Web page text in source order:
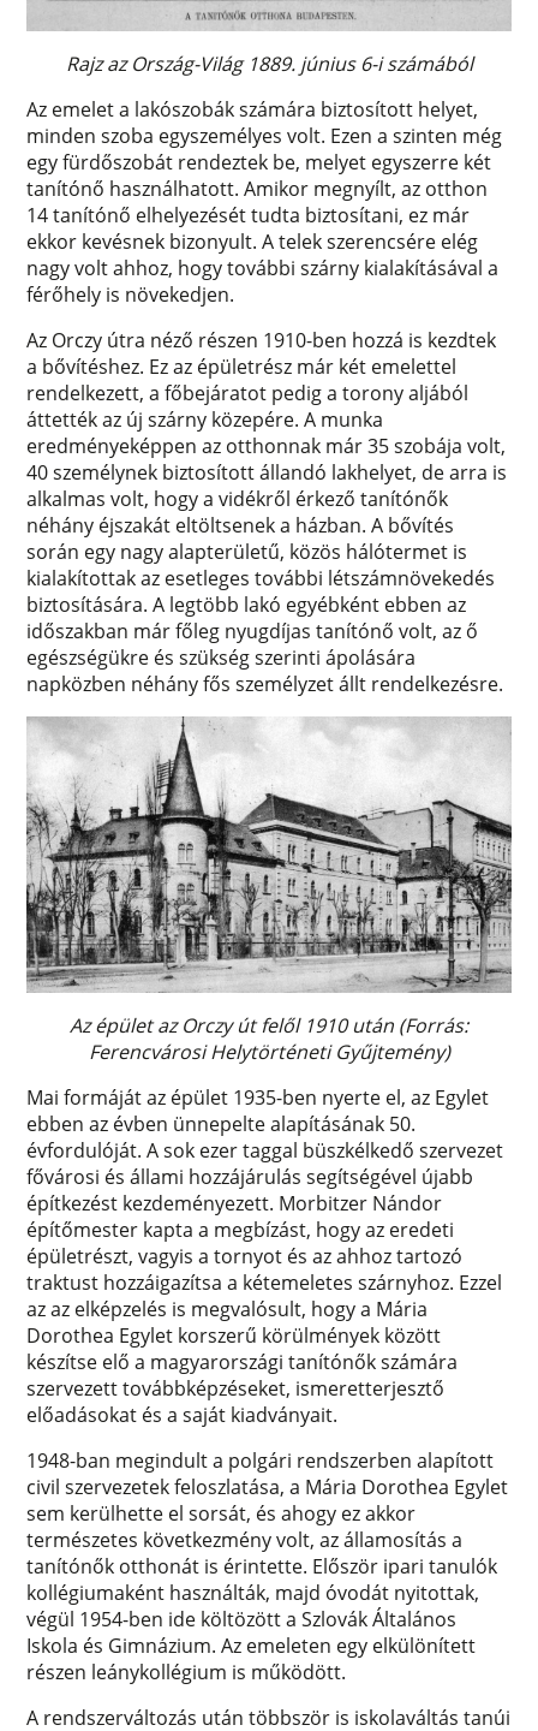
Rajz az Ország-Világ 1889. június 6-i számából
Az emelet a lakószobák számára biztosított helyet,
minden szoba egyszemélyes volt. Ezen a szinten még
egy fürdőszobát rendeztek be, melyet egyszerre két
tanítónő használhatott. Amikor megnyílt, az otthon
14 tanítónő elhelyezését tudta biztosítani, ez már
ekkor kevésnek bizonyult. A telek szerencsére elég
nagy volt ahhoz, hogy további szárny kialakításával a
férőhely is növekedjen.
Az Orczy útra néző részen 1910-ben hozzá is kezdtek
a bővítéshez. Ez az épületrész már két emelettel
rendelkezett, a főbejáratot pedig a torony aljából
áttették az új szárny közepére. A munka
eredményeképpen az otthonnak már 35 szobája volt,
40 személynek biztosított állandó lakhelyet, de arra is
alkalmas volt, hogy a vidékről érkező tanítónők
néhány éjszakát eltöltsenek a házban. A bővítés
során egy nagy alapterületű, közös hálótermet is
kialakítottak az esetleges további létszámnövekedés
biztosítására. A legtöbb lakó egyébként ebben az
időszakban már főleg nyugdíjas tanítónő volt, az ő
egészségükre és szükség szerinti ápolására
napközben néhány fős személyzet állt rendelkezésre.
Az épület az Orczy út felől 1910 után (Forrás:
Ferencvárosi Helytörténeti Gyűjtemény)
Mai formáját az épület 1935-ben nyerte el, az Egylet
ebben az évben ünnepelte alapításának 50.
évfordulóját. A sok ezer taggal büszkélkedő szervezet
fővárosi és állami hozzájárulás segítségével újabb
építkezést kezdeményezett. Morbitzer Nándor
építőmester kapta a megbízást, hogy az eredeti
épületrészt, vagyis a tornyot és az ahhoz tartozó
traktust hozzáigazítsa a kétemeletes szárnyhoz. Ezzel
az az elképzelés is megvalósult, hogy a Mária
Dorothea Egylet korszerű körülmények között
készítse elő a magyarországi tanítónők számára
szervezett továbbképzéseket, ismeretterjesztő
előadásokat és a saját kiadványait.
1948-ban megindult a polgári rendszerben alapított
civil szervezetek feloszlatása, a Mária Dorothea Egylet
sem kerülhette el sorsát, és ahogy ez akkor
természetes következmény volt, az államosítás a
tanítónők otthonát is érintette. Először ipari tanulók
kollégiumaként használták, majd óvodát nyitottak,
végül 1954-ben ide költözött a Szlovák Általános
Iskola és Gimnázium. Az emeleten egy elkülönített
részen leánykollégium is működött.
A rendszerváltozás után többször is iskolaváltás tanúi